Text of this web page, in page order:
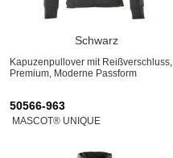
Schwarz
Kapuzenpullover mit Reißverschluss,
Premium, Moderne Passform
50566-963
MASCOT® UNIQUE